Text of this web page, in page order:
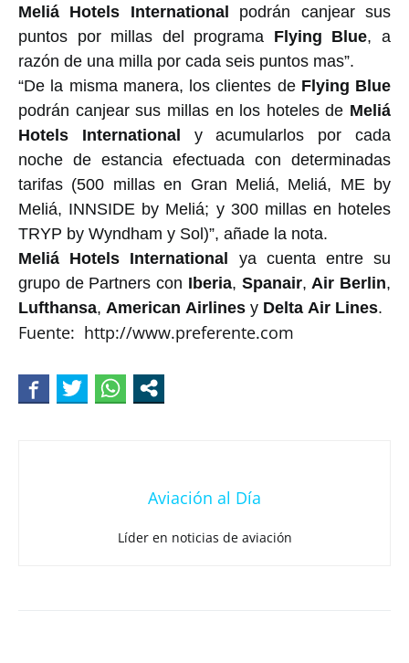
Meliá Hotels International podrán canjear sus
puntos por millas del programa Flying Blue, a
razón de una milla por cada seis puntos mas”.
“De la misma manera, los clientes de Flying Blue
podrán canjear sus millas en los hoteles de Meliá
Hotels
International y acumularlos por cada
noche de estancia efectuada con determinadas
tarifas (500 millas en Gran Meliá, Meliá, ME by
Meliá, INNSIDE by Meliá; y 300 millas en hoteles
TRYP by Wyndham y Sol)”, añade la nota.
Meliá Hotels International ya cuenta entre su
grupo de Partners con Iberia, Spanair, Air Berlin,
Lufthansa, American Airlines y Delta Air Lines.
Fuente: http://www.preferente.com
Aviación al Día
Líder en noticias de aviación